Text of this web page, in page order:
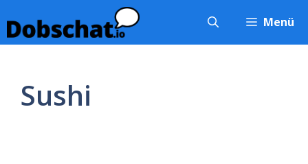
Inhalt
springen
Menü
Sushi